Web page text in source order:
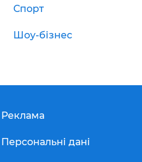
Спорт
Шоу-бізнес
Реклама
Персональні дані